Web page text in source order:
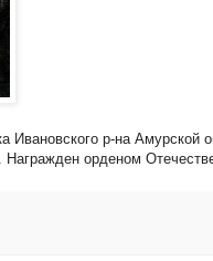
Ивановского р-на
Награжден орденом